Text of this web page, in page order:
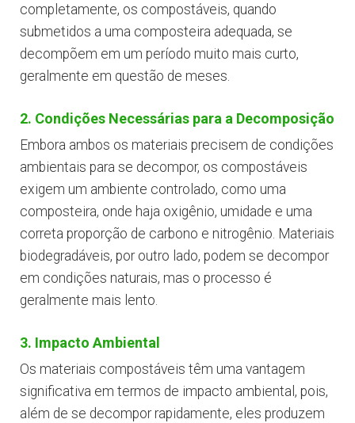
completamente, os compostáveis, quando
submetidos a uma composteira adequada, se
decompõem em um período muito mais curto,
geralmente em questão de meses.
2. Condições Necessárias para a Decomposição
Embora ambos os materiais precisem de condições
ambientais para se decompor, os compostáveis
exigem um ambiente controlado, como uma
composteira, onde haja oxigênio, umidade e uma
correta proporção de carbono e nitrogênio. Materiais
biodegradáveis, por outro lado, podem se decompor
em condições naturais, mas o processo é
geralmente mais lento.
3. Impacto Ambiental
Os materiais compostáveis têm uma vantagem
significativa em termos de impacto ambiental, pois,
além de se decompor rapidamente, eles produzem